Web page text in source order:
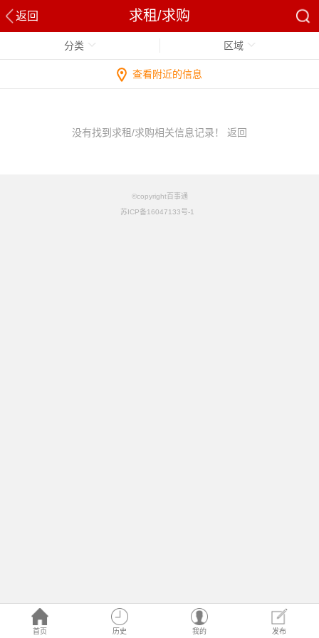
返回 求租/求购
首页 历史 我的 发布
分类 区域
查看附近的信息
没有找到求租/求购相关信息记录！ 返回
©copyright百事通
苏ICP备16047133号-1